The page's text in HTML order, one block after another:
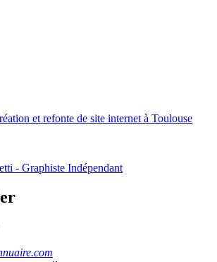
et refonte de site internet à Toulouse
- Graphiste Indépendant